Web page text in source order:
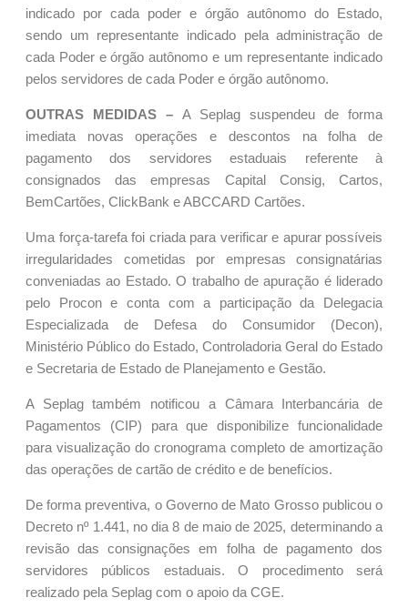
indicado por cada poder e órgão autônomo do Estado,
sendo um representante indicado pela administração de
cada Poder e órgão autônomo e um representante indicado
pelos servidores de cada Poder e órgão autônomo.
OUTRAS MEDIDAS – A Seplag suspendeu de forma
imediata novas operações e descontos na folha de
pagamento dos servidores estaduais referente à
consignados das empresas Capital Consig, Cartos,
BemCartões, ClickBank e ABCCARD Cartões.
Uma força-tarefa foi criada para verificar e apurar possíveis
irregularidades cometidas por empresas consignatárias
conveniadas ao Estado. O trabalho de apuração é liderado
pelo Procon e conta com a participação da Delegacia
Especializada de Defesa do Consumidor (Decon),
Ministério Público do Estado, Controladoria Geral do Estado
e Secretaria de Estado de Planejamento e Gestão.
A Seplag também notificou a Câmara Interbancária de
Pagamentos (CIP) para que disponibilize funcionalidade
para visualização do cronograma completo de amortização
das operações de cartão de crédito e de benefícios.
De forma preventiva, o Governo de Mato Grosso publicou o
Decreto nº 1.441, no dia 8 de maio de 2025, determinando a
revisão das consignações em folha de pagamento dos
servidores públicos estaduais. O procedimento será
realizado pela Seplag com o apoio da CGE.